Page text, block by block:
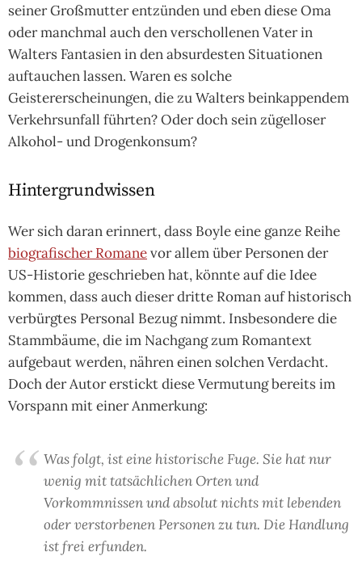
seiner Großmutter entzünden und eben diese Oma
oder manchmal auch den verschollenen Vater in
Walters Fantasien in den absurdesten Situationen
auftauchen lassen. Waren es solche
Geistererscheinungen, die zu Walters beinkappendem
Verkehrsunfall führten? Oder doch sein zügelloser
Alkohol- und Drogenkonsum?
Hintergrundwissen
Wer sich daran erinnert, dass Boyle eine ganze Reihe
biografischer Romanevor allem über Personen der
US-Historie geschrieben hat, könnte auf die Idee
kommen, dass auch dieser dritte Roman auf historisch
verbürgtes Personal Bezug nimmt. Insbesondere die
Stammbäume, die im Nachgang zum Romantext
aufgebaut werden, nähren einen solchen Verdacht.
Doch der Autor erstickt diese Vermutung bereits im
Vorspann mit einer Anmerkung:
Was folgt, ist eine historische Fuge. Sie hat nur
wenig mit tatsächlichen Orten und
Vorkommnissen und absolut nichts mit lebenden
oder verstorbenen Personen zu tun. Die Handlung
ist frei erfunden.